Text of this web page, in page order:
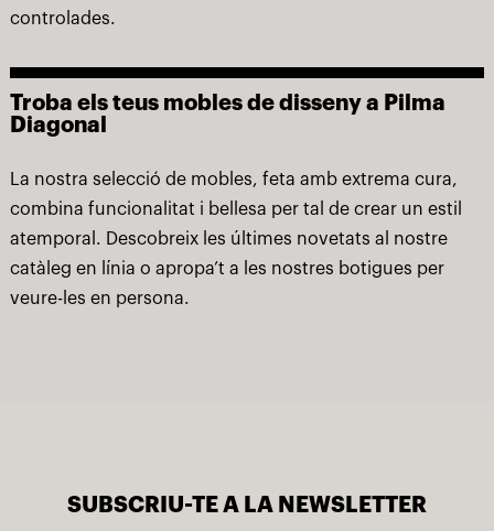
controlades.
Troba els teus mobles de disseny a Pilma
Diagonal
La nostra selecció de mobles, feta amb extrema cura,
combina funcionalitat i bellesa per tal de crear un estil
atemporal. Descobreix les últimes novetats al nostre
catàleg en línia o apropa’t a les nostres botigues per
veure-les en persona.
SUBSCRIU-TE A LA NEWSLETTER